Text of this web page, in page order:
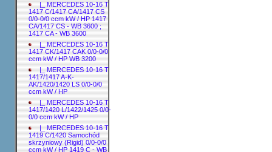
|_ MERCEDES 10-16 T
1417 C/1417 CA/1417 CS
0/0-0/0 ccm kW / HP 1417
CA/1417 CS - WB 3600 ;
1417 CA - WB 3600
|_ MERCEDES 10-16 T
1417 CK/1417 CAK 0/0-0/0
ccm kW / HP WB 3200
|_ MERCEDES 10-16 T
1417/1417 A-K-
AK/1420/1420 LS 0/0-0/0
ccm kW / HP
|_ MERCEDES 10-16 T
1417/1420 L/1422/1425 0/0-
0/0 ccm kW / HP
|_ MERCEDES 10-16 T
1419 C/1420 Samochód
skrzyniowy (Rigid) 0/0-0/0
ccm kW / HP 1419 C - WB